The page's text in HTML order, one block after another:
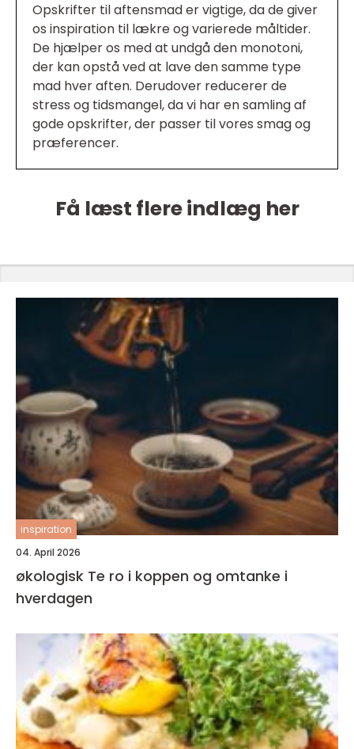
Opskrifter til aftensmad er vigtige, da de giver
os inspiration til lækre og varierede måltider.
De hjælper os med at undgå den monotoni,
der kan opstå ved at lave den samme type
mad hver aften. Derudover reducerer de
stress og tidsmangel, da vi har en samling af
gode opskrifter, der passer til vores smag og
præferencer.
Få læst flere indlæg her
inspiration
04. April 2026
økologisk Te ro i koppen og omtanke i
hverdagen